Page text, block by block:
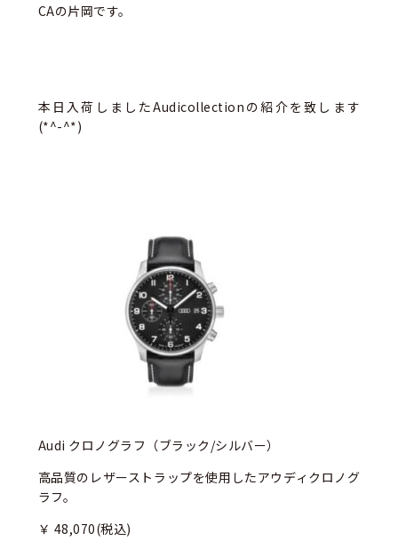
CAの片岡です。
本日入荷しましたAudicollectionの紹介を致します
(*^-^*)
Audi クロノグラフ（ブラック/シルバー）
高品質のレザーストラップを使用したアウディクロノグ
ラフ。
￥ 48,070(税込)